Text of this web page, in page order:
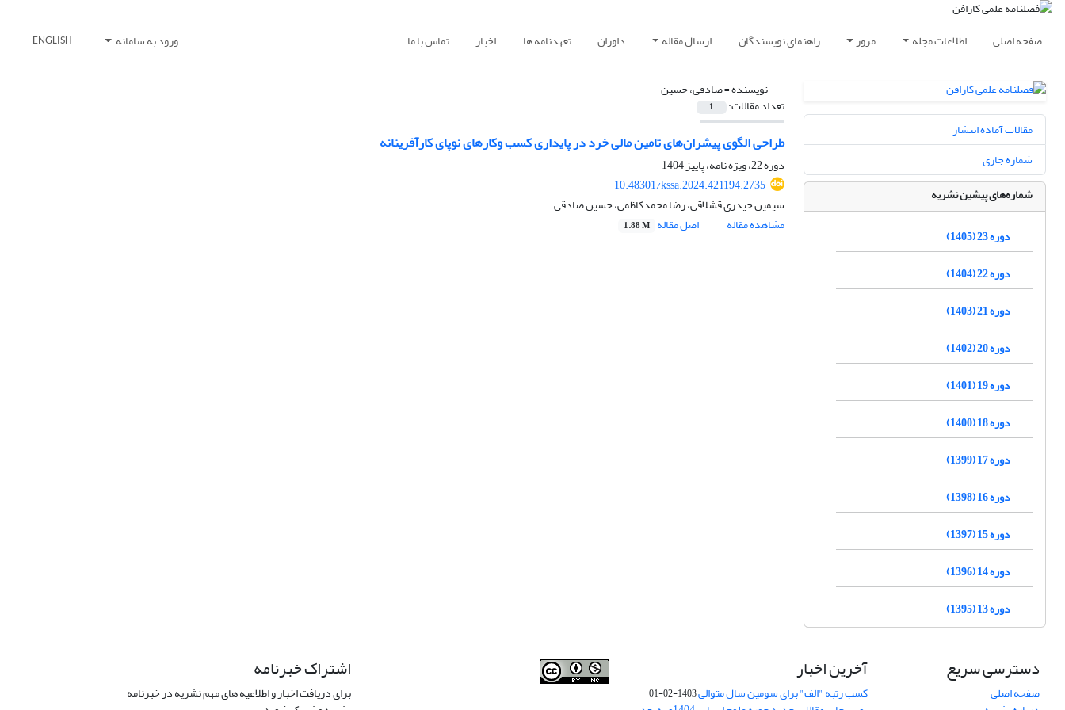
صفحه اصلی اطلاعات مجله مرور راهنمای نویسندگان ارسال مقاله داوران تعهدنامه ها اخبار تماس با ما ورود به سامانه ENGLISH
نویسنده =صادقی، حسین
تعداد مقالات: 1
طراحی الگوی پیشران‌های‌ تامین مالی خرد در پایداری کسب وکارهای نوپای کارآفرینانه
دوره 22، ویژه نامه، پاییز 1404
10.48301/kssa.2024.421194.2735
سیمین حیدری قشلاقی، رضا محمدکاظمی، حسین صادقی
مشاهده مقاله
اصل مقاله 1.88 M
مقالات آماده انتشار
شماره جاری
شماره‌های پیشین نشریه
دوره 23 (1405)
دوره 22 (1404)
دوره 21 (1403)
دوره 20 (1402)
دوره 19 (1401)
دوره 18 (1400)
دوره 17 (1399)
دوره 16 (1398)
دوره 15 (1397)
دوره 14 (1396)
دوره 13 (1395)
دسترسی سریع
صفحه اصلی
آخرین اخبار
کسب رتبه "الف" برای سومین سال متوالی1403-02-01
اشتراک خبرنامه
برای دریافت اخبار و اطلاعیه های مهم نشریه در خبرنامه